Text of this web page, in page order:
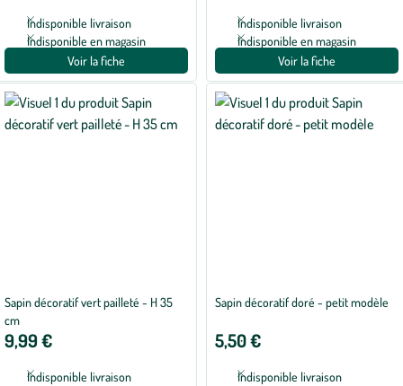
Indisponible livraison
Indisponible en magasin
Voir la fiche
Indisponible livraison
Indisponible en magasin
Voir la fiche
Sapin décoratif vert pailleté - H 35
cm
9,99 €
Indisponible livraison
Sapin décoratif doré - petit modèle
5,50 €
Indisponible livraison